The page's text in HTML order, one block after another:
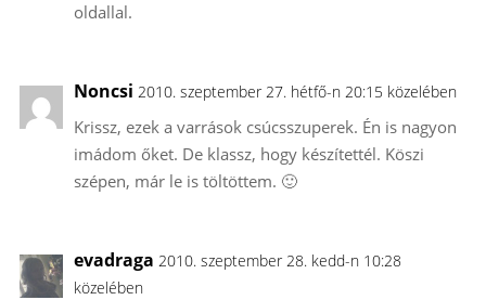
oldallal.
Noncsi 2010. szeptember 27. hétfő-n 20:15 közelében
Krissz, ezek a varrások csúcsszuperek. Én is nagyon
imádom őket. De klassz, hogy készítettél. Köszi
szépen, már le is töltöttem. 🙂
evadraga 2010. szeptember 28. kedd-n 10:28
közelében